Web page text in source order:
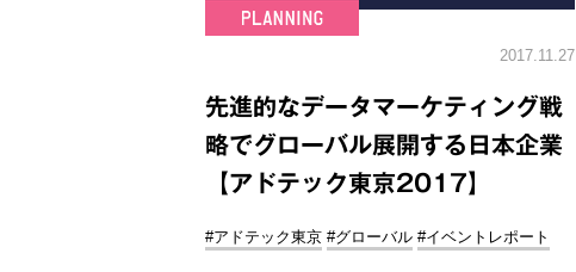
2017.11.27
先進的なデータマーケティング戦
略でグローバル展開する日本企業
【アドテック東京2017】
#アドテック東京 #グローバル #イベントレポート